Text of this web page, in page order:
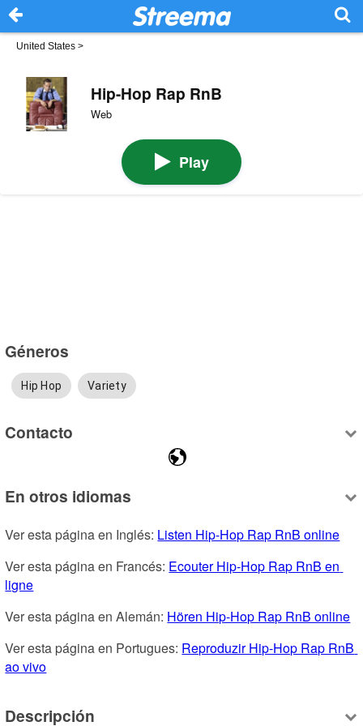
United States >
Hip-Hop Rap RnB
Web
Play
Géneros
Hip Hop Variety
Contacto
En otros idiomas
Ver esta página en Inglés: Listen Hip-Hop Rap RnB online
Ver esta página en Francés: Ecouter Hip-Hop Rap RnB en
ligne
Ver esta página en Alemán: Hören Hip-Hop Rap RnB online
Ver esta página en Portugues: Reproduzir Hip-Hop Rap RnB
ao vivo
Descripción